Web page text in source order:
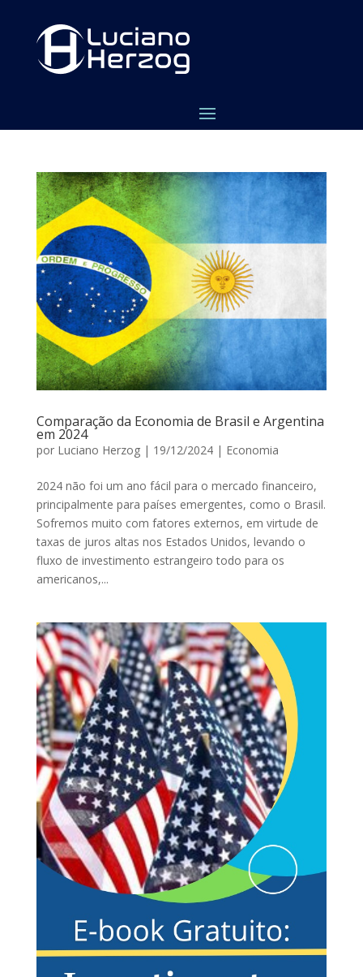
Comparação da Economia de Brasil e Argentina
em 2024
por Luciano Herzog| 19/12/2024| Economia
2024 não foi um ano fácil para o mercado financeiro,
principalmente para países emergentes, como o Brasil.
Sofremos muito com fatores externos, em virtude de
taxas de juros altas nos Estados Unidos, levando o
fluxo de investimento estrangeiro todo para os
americanos,...